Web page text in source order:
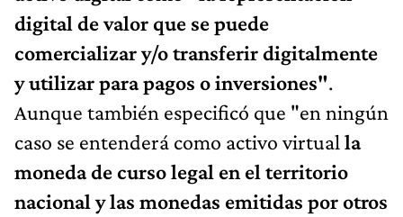
digital de valor que se puede
comercializar y/o transferir digitalmente
y utilizar para pagos o inversiones".
Aunque también especificó que "en ningún
caso se entenderá como activo virtual la
moneda de curso legal en el territorio
nacional y las monedas emitidas por otros